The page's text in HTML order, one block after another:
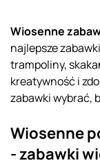
Wiosenne
najlepsze
trampoliny,
kreatywność i
zabawki wybrać,
Wiosenne
- zabawki